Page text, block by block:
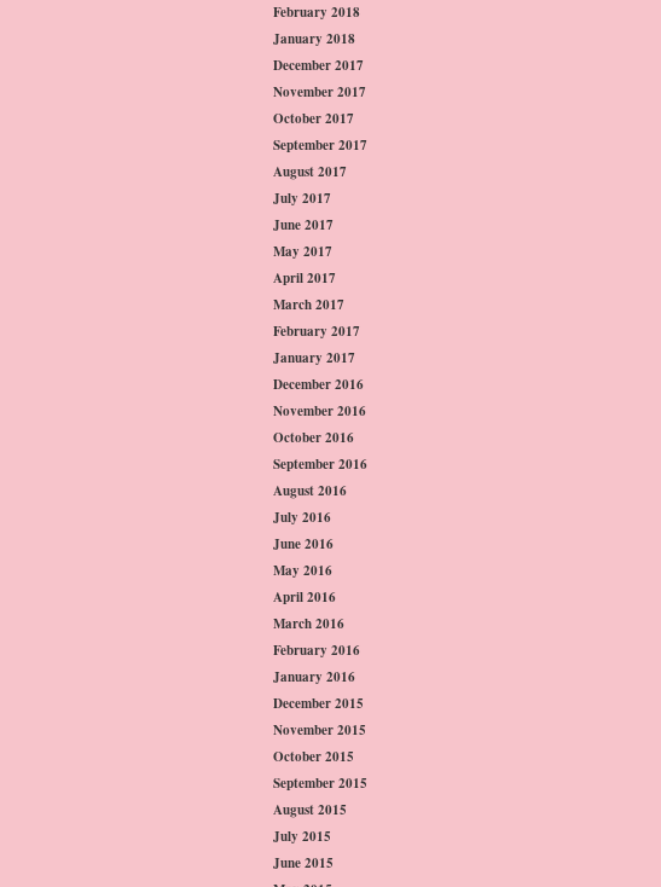
February 2018
January 2018
December 2017
November 2017
October 2017
September 2017
August 2017
July 2017
June 2017
May 2017
April 2017
March 2017
February 2017
January 2017
December 2016
November 2016
October 2016
September 2016
August 2016
July 2016
June 2016
May 2016
April 2016
March 2016
February 2016
January 2016
December 2015
November 2015
October 2015
September 2015
August 2015
July 2015
June 2015